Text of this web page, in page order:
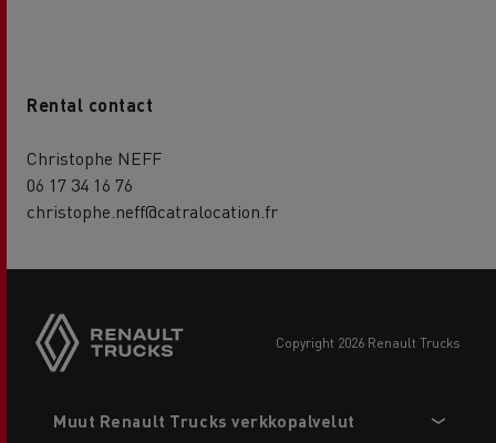
Rental contact
Christophe NEFF
06 17 34 16 76
christophe.neff@catralocation.fr
copyright 2026 Renault Trucks
menu
Muut Renault Trucks verkkopalvelut